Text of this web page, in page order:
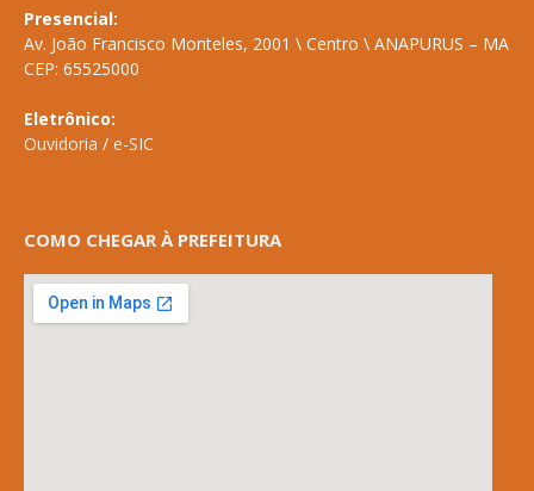
Presencial:
Av. João Francisco Monteles, 2001 \ Centro \ ANAPURUS – MA
CEP: 65525000
Eletrônico:
Ouvidoria / e-SIC
COMO CHEGAR À PREFEITURA